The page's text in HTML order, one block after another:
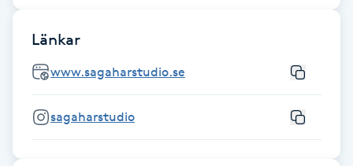
Fotsvamp
Länkar
www.sagaharstudio.se
sagaharstudio